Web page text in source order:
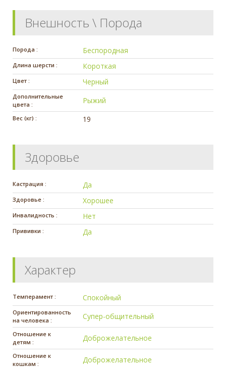
Внешность \ Порода
Порода : Беспородная
Длина шерсти : Короткая
Цвет : Черный
Дополнительные
цвета :
Рыжий
Вес (кг) : 19
Здоровье
Кастрация : Да
Здоровье : Хорошее
Инвалидность : Нет
Прививки : Да
Характер
Темперамент : Спокойный
Ориентированность
на человека :
Супер-общительный
Отношение к
детям :
Доброжелательное
Отношение к
кошкам :
Доброжелательное